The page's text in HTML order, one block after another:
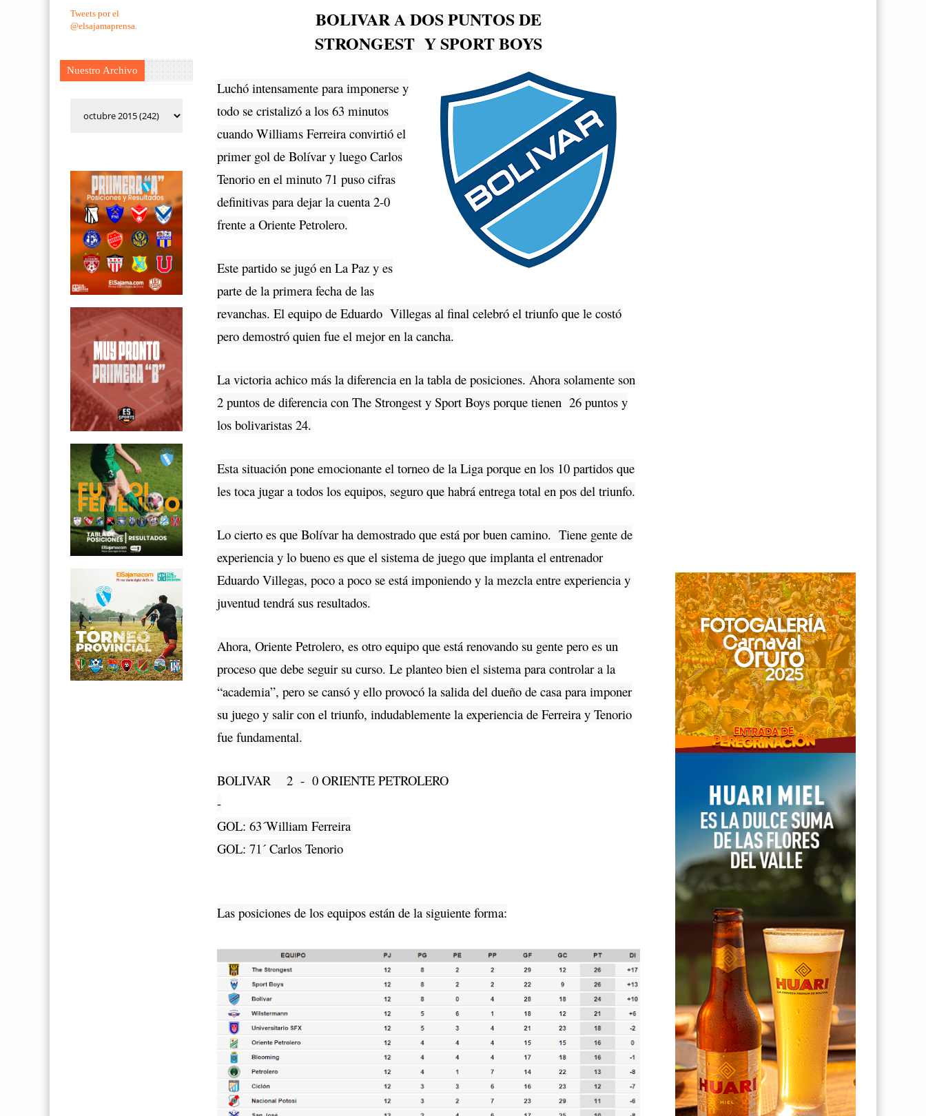
Tweets por el
@elsajamaprensa.
Nuestro Archivo
BOLIVAR A DOS PUNTOS DE
STRONGEST Y SPORT BOYS
Luchó intensamente para imponerse y
todo se cristalizó a los 63 minutos
cuando Williams Ferreira convirtió el
primer gol de Bolívar y luego Carlos
Tenorio en el minuto 71 puso cifras
definitivas para dejar la cuenta 2-0
frente a Oriente Petrolero.
Este partido se jugó en La Paz y es
parte de la primera fecha de las
revanchas. El equipo de Eduardo Villegas al final celebró el triunfo que le costó
pero demostró quien fue el mejor en la cancha.
La victoria achico más la diferencia en la tabla de posiciones. Ahora solamente son
2 puntos de diferencia con The Strongest y Sport Boys porque tienen 26 puntos y
los bolivaristas 24.
Esta situación pone emocionante el torneo de la Liga porque en los 10 partidos que
les toca jugar a todos los equipos, seguro que habrá entrega total en pos del triunfo.
Lo cierto es que Bolívar ha demostrado que está por buen camino. Tiene gente de
experiencia y lo bueno es que el sistema de juego que implanta el entrenador
Eduardo Villegas, poco a poco se está imponiendo y la mezcla entre experiencia y
juventud tendrá sus resultados.
Ahora, Oriente Petrolero, es otro equipo que está renovando su gente pero es un
proceso que debe seguir su curso. Le planteo bien el sistema para controlar a la
“academia”, pero se cansó y ello provocó la salida del dueño de casa para imponer
su juego y salir con el triunfo, indudablemente la experiencia de Ferreira y Tenorio
fue fundamental.
BOLIVAR 2 - 0 ORIENTE PETROLERO
-
GOL: 63´William Ferreira
GOL: 71´ Carlos Tenorio
Las posiciones de los equipos están de la siguiente forma: